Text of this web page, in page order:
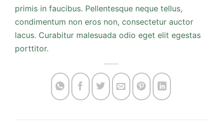
primis in faucibus. Pellentesque neque tellus,
condimentum non eros non, consectetur auctor
lacus. Curabitur malesuada odio eget elit egestas
porttitor.